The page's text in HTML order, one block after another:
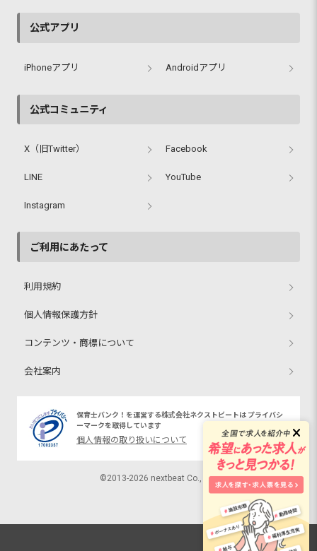
公式アプリ
iPhoneアプリ Androidアプリ
公式コミュニティ
X（旧Twitter） Facebook
LINE YouTube
Instagram
ご利用にあたって
利用規約
個人情報保護方針
コンテンツ・商標について
会社案内
保育士バンク！を運営する株式会社ネクストビートは プライバシ
ーマークを取得しています
個人情報の取り扱いについて
©2013-2026 nextbeat Co., Ltd.